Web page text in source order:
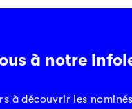
à notre
à découvrir les